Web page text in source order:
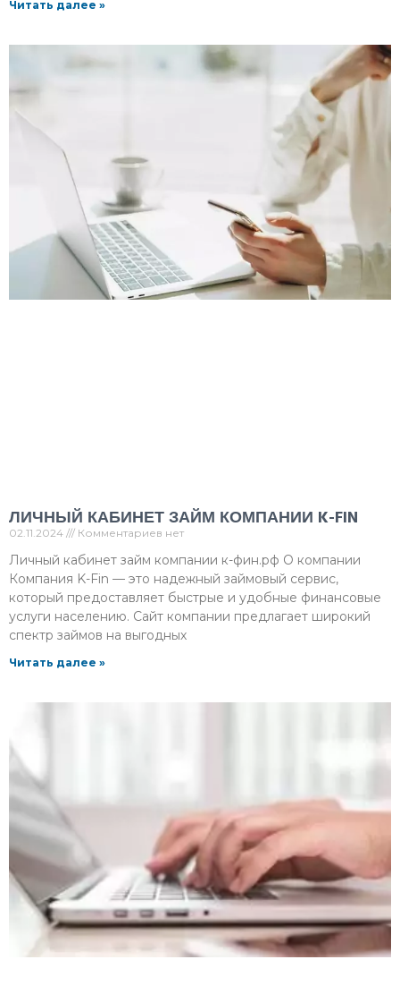
Читать далее »
ЛИЧНЫЙ КАБИНЕТ ЗАЙМ КОМПАНИИ K-FIN
02.11.2024 Комментариев нет
Личный кабинет займ компании к-фин.рф О компании
Компания K-Fin — это надежный займовый сервис,
который предоставляет быстрые и удобные финансовые
услуги населению. Сайт компании предлагает широкий
спектр займов на выгодных
Читать далее »